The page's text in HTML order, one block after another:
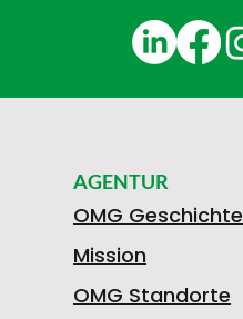
AGENTUR
OMG Geschichte
Mission
OMG Standorte